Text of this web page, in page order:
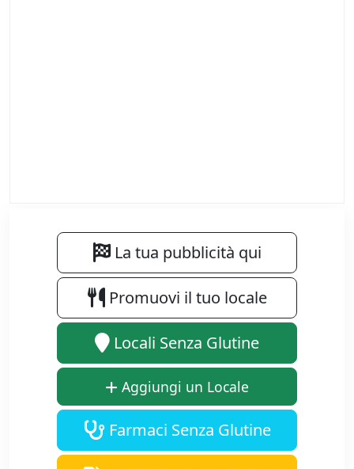
La tua pubblicità qui
Promuovi il tuo locale
Locali Senza Glutine
Aggiungi un Locale
Farmaci Senza Glutine